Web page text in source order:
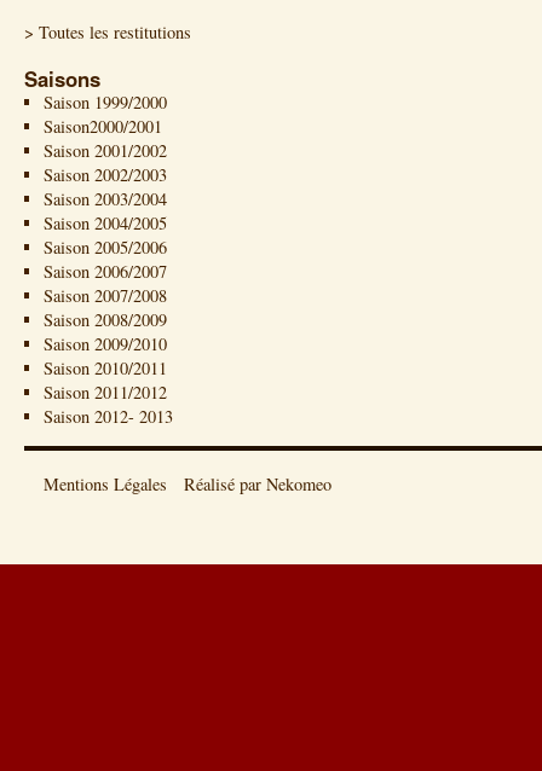
> Toutes les restitutions
Saisons
Saison 1999/2000
Saison2000/2001
Saison 2001/2002
Saison 2002/2003
Saison 2003/2004
Saison 2004/2005
Saison 2005/2006
Saison 2006/2007
Saison 2007/2008
Saison 2008/2009
Saison 2009/2010
Saison 2010/2011
Saison 2011/2012
Saison 2012- 2013
Mentions Légales Réalisé par Nekomeo